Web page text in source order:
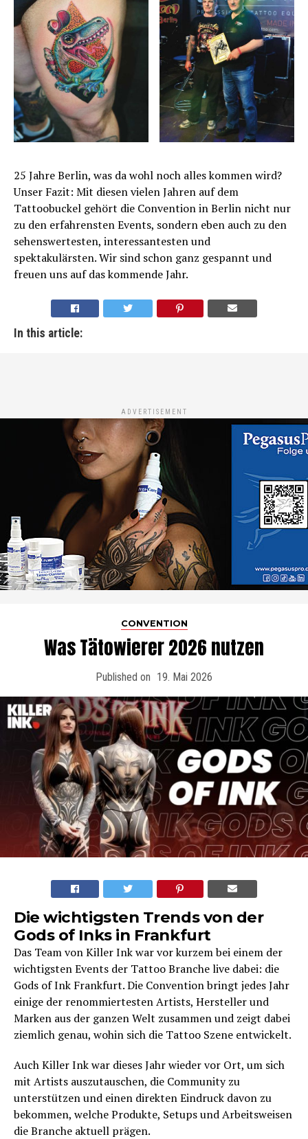
25 Jahre Berlin, was da wohl noch alles kommen wird?
Unser Fazit: Mit diesen vielen Jahren auf dem
Tattoobuckel gehört die Convention in Berlin nicht nur
zu den erfahrensten Events, sondern eben auch zu den
sehenswertesten, interessantesten und
spektakulärsten. Wir sind schon ganz gespannt und
freuen uns auf das kommende Jahr.
In this article:
ADVERTISEMENT
CONVENTION
Was Tätowierer 2026 nutzen
Published on 19. Mai 2026
Die wichtigsten Trends von der
Gods of Inks in Frankfurt
Das Team von Killer Ink war vor kurzem bei einem der
wichtigsten Events der Tattoo Branche live dabei: die
Gods of Ink Frankfurt. Die Convention bringt jedes Jahr
einige der renommiertesten Artists, Hersteller und
Marken aus der ganzen Welt zusammen und zeigt dabei
ziemlich genau, wohin sich die Tattoo Szene entwickelt.
Auch Killer Ink war dieses Jahr wieder vor Ort, um sich
mit Artists auszutauschen, die Community zu
unterstützen und einen direkten Eindruck davon zu
bekommen, welche Produkte, Setups und Arbeitsweisen
die Branche aktuell prägen.